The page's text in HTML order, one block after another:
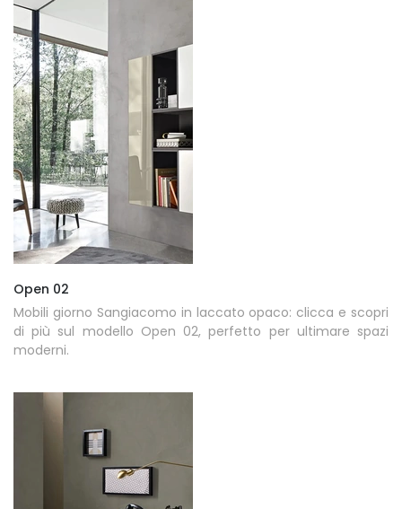
Open 02
Mobili giorno Sangiacomo in laccato opaco: clicca e scopri
di più sul modello Open 02, perfetto per ultimare spazi
moderni.